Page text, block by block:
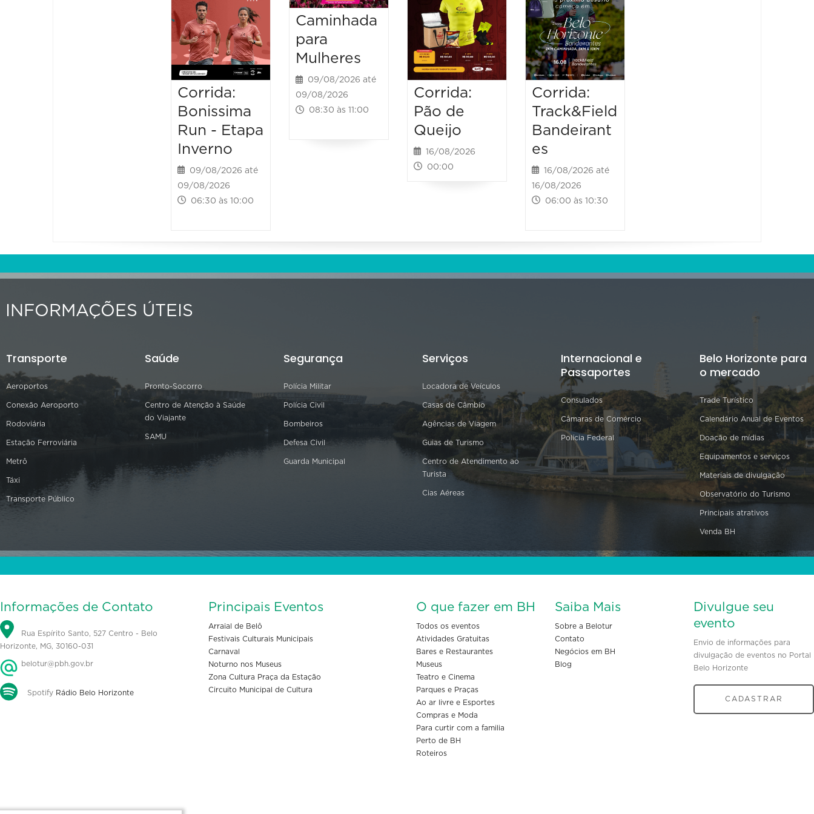
Corrida:
Bonissima
Run - Etapa
Inverno
09/08/2026 até
09/08/2026
06:30 às 10:00
Caminhada
para
Mulheres
09/08/2026 até
09/08/2026
08:30 às 11:00
Corrida:
Pão de
Queijo
16/08/2026
00:00
Corrida:
Track&Field
Bandeirant
es
16/08/2026 até
16/08/2026
06:00 às 10:30
INFORMAÇÕES ÚTEIS
Transporte
Aeroportos
Conexão Aeroporto
Rodoviária
Estação Ferroviária
Metrô
Táxi
Transporte Público
Saúde
Pronto-Socorro
Centro de Atenção à Saúde
do Viajante
SAMU
Segurança
Polícia Militar
Polícia Civil
Bombeiros
Defesa Civil
Guarda Municipal
Serviços
Locadora de Veículos
Casas de Câmbio
Agências de Viagem
Guias de Turismo
Centro de Atendimento ao
Turista
Cias Aéreas
Internacional e
Passaportes
Consulados
Câmaras de Comércio
Polícia Federal
Belo Horizonte para
o mercado
Trade Turístico
Calendário Anual de Eventos
Doação de mídias
Equipamentos e serviços
Materiais de divulgação
Observatório do Turismo
Principais atrativos
Venda BH
Informações de Contato
Rua Espírito Santo, 527 Centro - Belo
Horizonte, MG, 30160-031
belotur@pbh.gov.br
Spotify Rádio Belo Horizonte
Principais Eventos
Arraial de Belô
Festivais Culturais Municipais
Carnaval
Noturno nos Museus
Zona Cultura Praça da Estação
Circuito Municipal de Cultura
O que fazer em BH
Todos os eventos
Atividades Gratuitas
Bares e Restaurantes
Museus
Teatro e Cinema
Parques e Praças
Ao ar livre e Esportes
Compras e Moda
Para curtir com a familia
Perto de BH
Roteiros
Saiba Mais
Sobre a Belotur
Contato
Negócios em BH
Blog
Divulgue seu
evento
Envio de informações para
divulgação de eventos no Portal
Belo Horizonte
CADASTRAR